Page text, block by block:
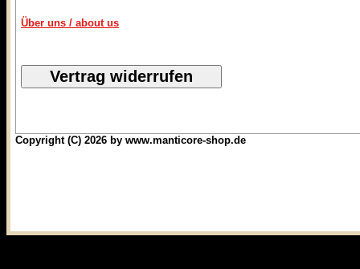
Über uns / about us
Copyright (C) 2026 by www.manticore-shop.de